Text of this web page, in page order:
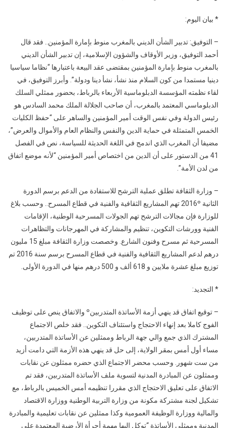
* بيان اليوم:
– التوفيق: تدبير الشأن الديني بالمغرب منوط بإمارة المؤمنين.. فقد قال
أحمد التوفيق، وزير الأوقاف والشؤون الإسلامية، إن تدبير الشأن الديني
بالمغرب منوط بإمارة المؤمنين بمقتضى عقد البيعة باعتبارها “نظاما سياسيا
دينيا مستمدا من كون السلام منذ نشأ، نشأ دينا ودولة”. وأبرز التوفيق، في
لقاء نظمته المؤسسة الدبلوماسية الأربعاء بالرباط، بحضور ممثلي السلك
الدبلوماسي المعتمد بالمغرب، أن صاحب الجلالة الملك محمد السادس هو
رئيس الدولة وفي نفس الوقت أمير المؤمنين والساهر على “حفظ الكليات
الخمس المتمثلة في حماية الدين والنفس والنظام العام والأموال والعرض”،
مضيفا أن المغرب الذي اندمج في اللغة الحديثة للسياسة، نص في الفصل
41 من الدستور على أن الدين من اختصاص أمير المؤمنين “لأنه موضع اتفاق
من لدن الأمة”.
– وزارة الثقافة تطلق عملية الترشح للاستفادة من الدعم برسم الدورة
الثانية 2016º تهم المشاريع الثقافية والفنية في قطاع المسرح.. وحسب بلاغ
للوزارة فإن مجالات الترشح تهم الجولات المسرحية الوطنية، الإقامات
الفنية وورشات التكوين، تنظيم والمشاركة في المهرجانات والتظاهرات
المسرحية ثم مسرح وفنون الشارع. وخصصت وزارة الثقافة مبلغ 15 مليون
درهم لدعم المشاريع الثقافية والفنية في قطاع المسرح برسم سنة 2016 تم
توزيع مبلغ عشرة ملايين و 618 ألف و 500 درهم منها في الدورة الأولى.
* التجديد:
– توقيع اتفاق قد ينهي أزمة الأساتذة المتدربينº والاتفاق ينص على توظيف
الفوج كاملا بعد إنهاء الاحتجاج واستئناف التكوين.. فقد خلص الاجتماع
المشترك الذي جمع والي جهة الرباط وممثلين عن الأساتذة المتدربين،
مساء أول أمس بمقر الولاية، إلى حل قد ينهي هذه الأزمة التي دامت أزيد
من ست شهور. وحسب محضر الاجتماع الذي حضره ممثلون عن نقابات
وممثلون عن المبادرة المدنية لتسوية ملف الأساتذة المتدربين، فقد تم
الاتفاق على تعليق الاحتجاج الذي مقررا تنظيمه أمس الخميس بالرباط، مع
تشكيل لجنة مشتركة مكونة من وزارة التربية الوطنية ووزارة الاقتصاد
والمالية ووزارة الوظيفة العمومية وكذا ممثلين عن نقابات تعليمية والمبادرة
المدنية وممثلي الأساتذة “توكل إليها مهمة أجرأة الأرضية المعتمدة على